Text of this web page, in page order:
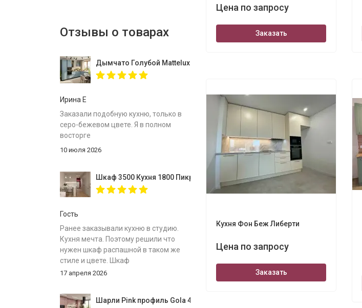
Цена по запросу
Заказать
Кухня Фон Беж Либерти
Цена по запросу
Заказать
Отзывы о товарах
Дымчато Голубой Mattelux профиль Gola 3280х2400
Ирина Е
Заказали подобную кухню, только в
серо-бежевом цвете. Я в полном
восторге
10 июля 2026
Шкаф 3500 Кухня 1800 Пикрит
Гость
Ранее заказывали кухню в студию.
Кухня мечта. Поэтому решили что
нужен шкаф распашной в таком же
стиле и цвете. Шкаф
собрали,инструкция
срок.Спасибо за вместительный
шкаф.
17 апреля 2026
Шарли Pink профиль Gola 4000